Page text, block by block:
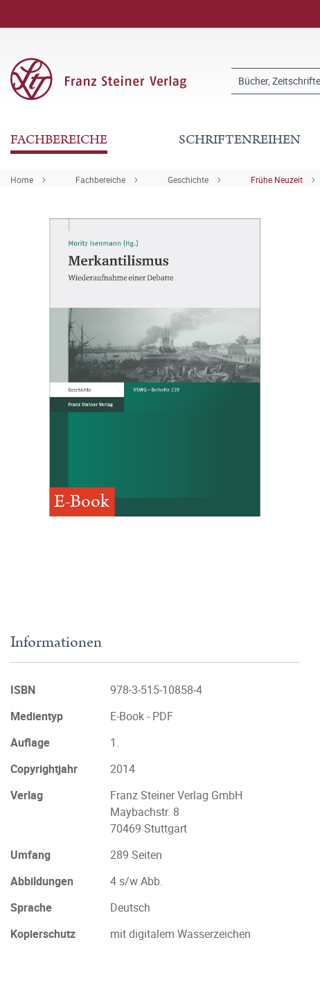
FACHBEREICHE SCHRIFTENREIHEN
Home Fachbereiche Geschichte Frühe Neuzeit
E-Book
Informationen
ISBN
978-3-515-10858-4
Medientyp
E-Book - PDF
Auflage
1.
Copyrightjahr
2014
Verlag
Franz Steiner Verlag GmbH
Maybachstr. 8
70469 Stuttgart
Umfang
289 Seiten
Abbildungen
4 s/w Abb.
Sprache
Deutsch
Kopierschutz
mit digitalem Wasserzeichen